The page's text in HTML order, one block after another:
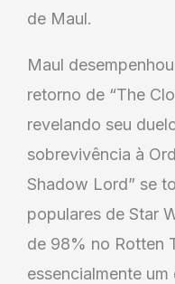
de Maul.
Maul
retorno de “The
revelando seu
sobrevivência à
Shadow Lord” se
populares de Star
de 98% no Rotten
essencialmente